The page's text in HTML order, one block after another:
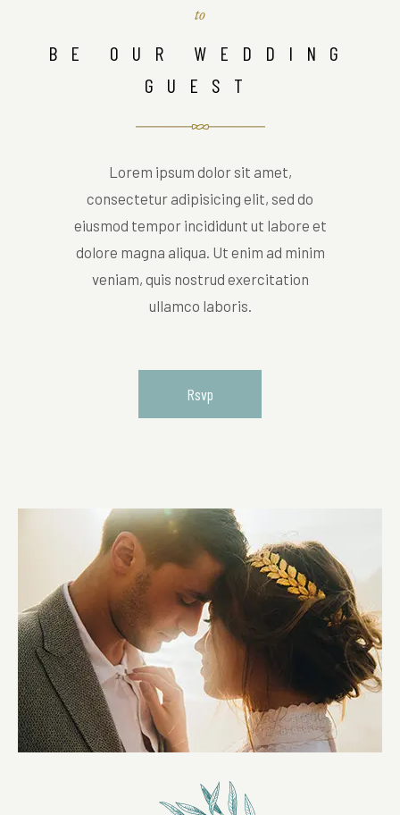
to
BE OUR WEDDING
GUEST
Lorem ipsum dolor sit amet,
consectetur adipisicing elit, sed do
eiusmod tempor incididunt ut labore et
dolore magna aliqua. Ut enim ad minim
veniam, quis nostrud exercitation
ullamco laboris.
Rsvp